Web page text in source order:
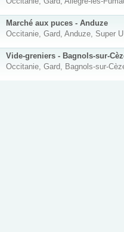
Marché aux puces - Anduze
Occitanie, Gard, Anduze, Super U
Vide-greniers - Bagnols-sur-
Occitanie, Gard, Bagnols-sur-